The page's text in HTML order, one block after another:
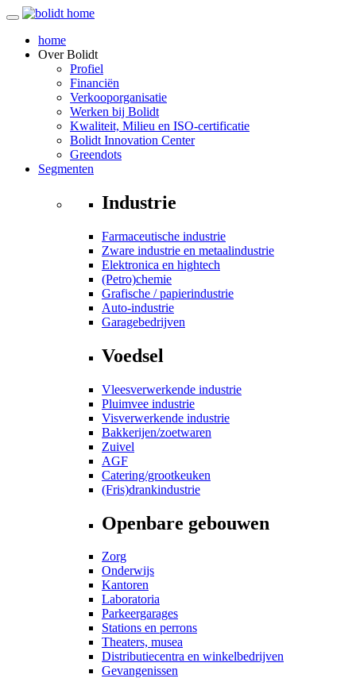
home
OverBolidt
Profiel
Financiën
Verkooporganisatie
Werken bij Bolidt
Kwaliteit, Milieu en ISO-certificatie
Bolidt Innovation Center
Greendots
Segmenten
Industrie
Farmaceutische industrie
Zware industrie en metaalindustrie
Elektronica en hightech
(Petro)chemie
Grafische / papierindustrie
Auto-industrie
Garagebedrijven
Voedsel
Vleesverwerkende industrie
Pluimvee industrie
Visverwerkende industrie
Bakkerijen/zoetwaren
Zuivel
AGF
Catering/grootkeuken
(Fris)drankindustrie
Openbare gebouwen
Zorg
Onderwijs
Kantoren
Laboratoria
Parkeergarages
Stations en perrons
Theaters, musea
Distributiecentra en winkelbedrijven
Gevangenissen